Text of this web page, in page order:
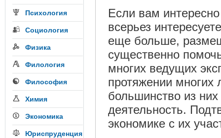
Психология
Социология
Физика
Филология
Философия
Химия
Экономика
Юриспруденция
Если вам
всерьез
еще больше,
существенно
многих ведущих
протяжении
большинство из
деятельность.
экономике с их